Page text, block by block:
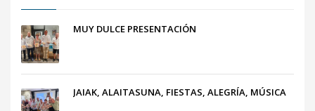
MUY DULCE PRESENTACIÓN
JAIAK, ALAITASUNA, FIESTAS, ALEGRÍA, MÚSICA